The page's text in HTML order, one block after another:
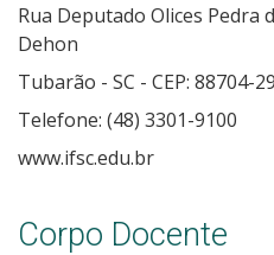
Rua Deputado Olices Pedra
Dehon
Tubarão - SC - CEP: 88704-
Telefone: (48) 3301-9100
www.ifsc.edu.br
Corpo Docente